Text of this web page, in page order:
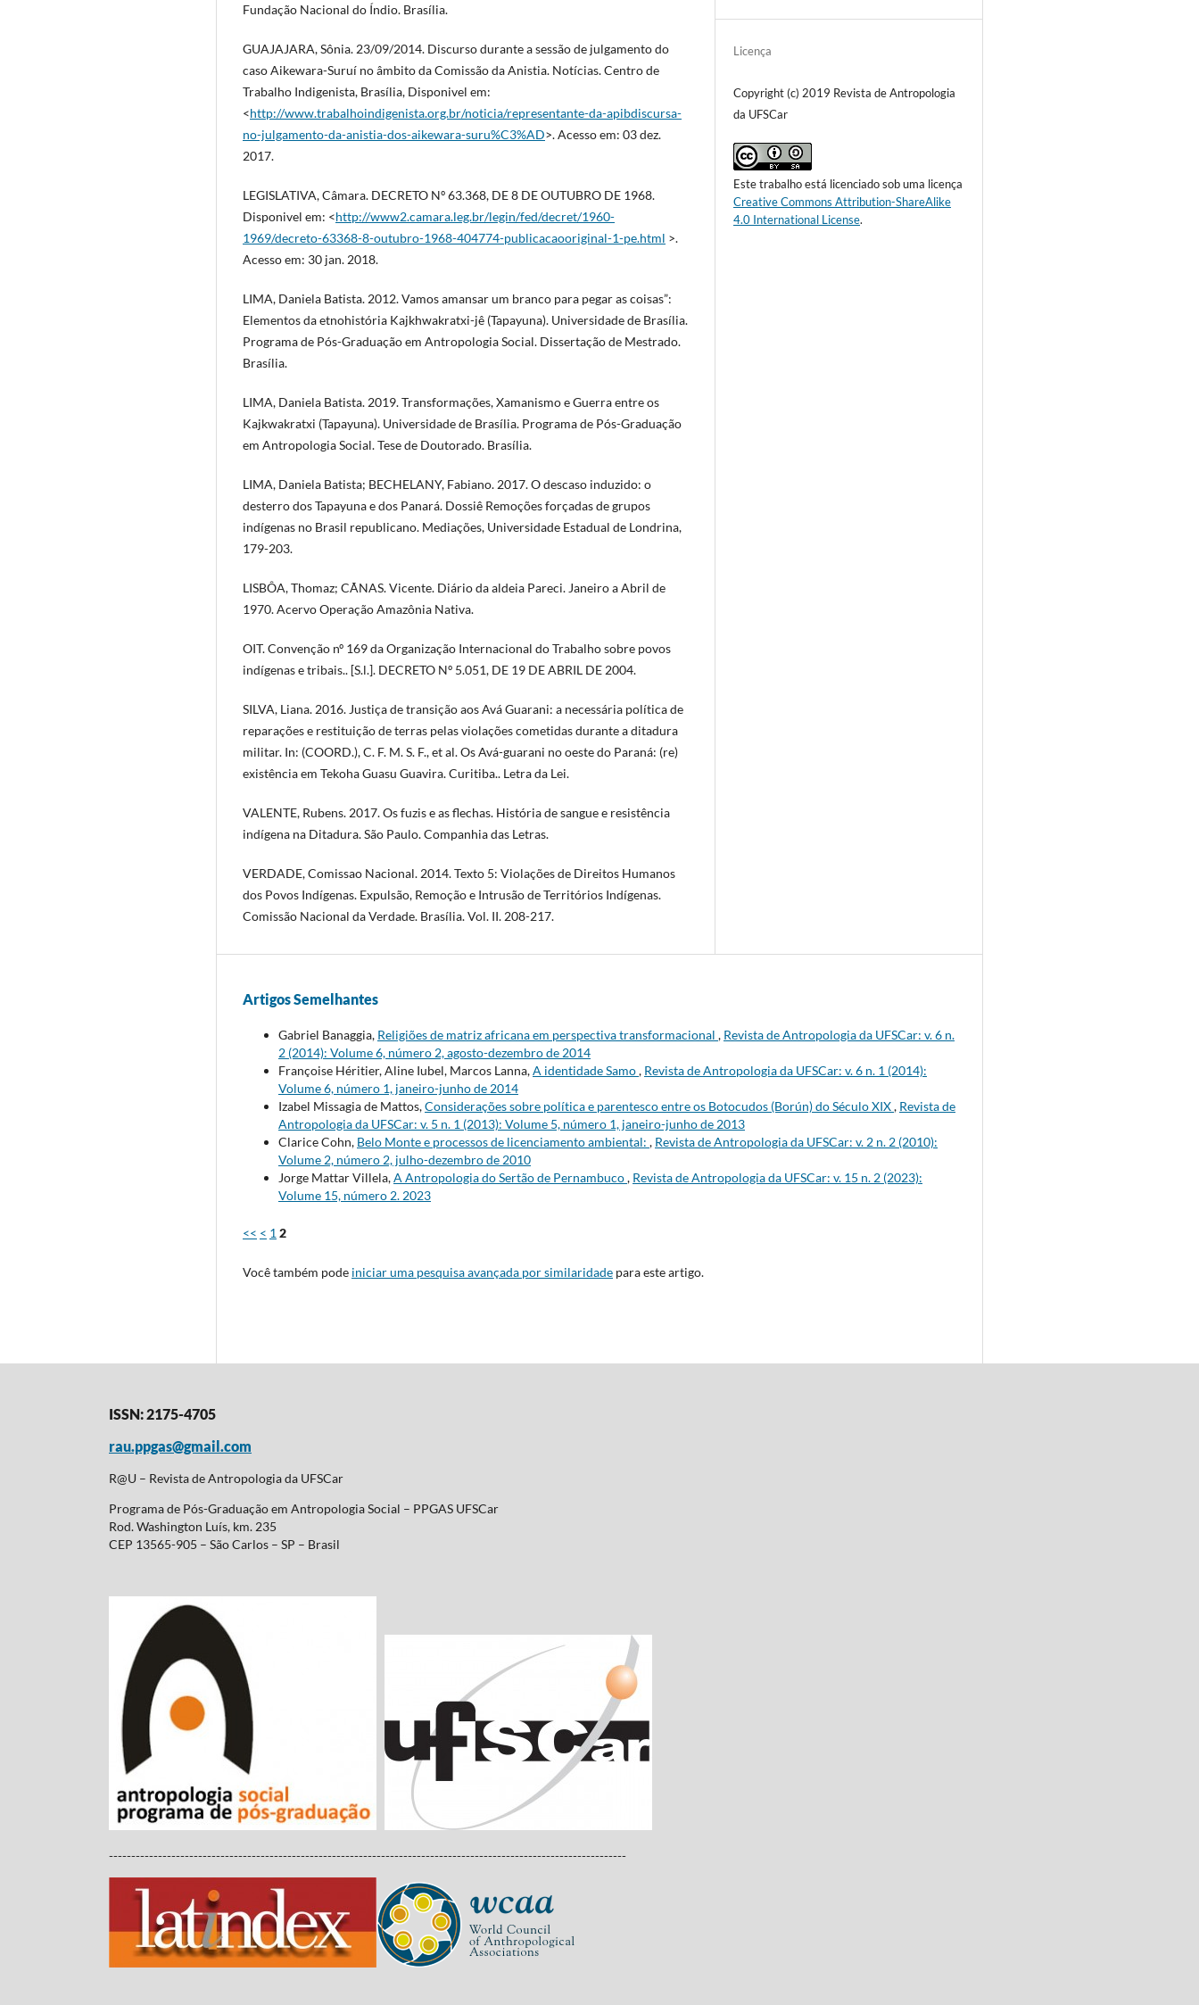
Fundação Nacional do Índio. Brasília.
GUAJAJARA, Sônia. 23/09/2014. Discurso durante a sessão de julgamento do
caso Aikewara-Suruí no âmbito da Comissão da Anistia. Notícias. Centro de
Trabalho Indigenista, Brasília, Disponivel em:
<http://www.trabalhoindigenista.org.br/noticia/representante-da-apibdiscursa-
no-julgamento-da-anistia-dos-aikewara-suru%C3%AD>. Acesso em: 03 dez.
2017.
LEGISLATIVA, Câmara. DECRETO Nº 63.368, DE 8 DE OUTUBRO DE 1968.
Disponivel em: <http://www2.camara.leg.br/legin/fed/decret/1960-
1969/decreto-63368-8-outubro-1968-404774-publicacaooriginal-1-pe.html >.
Acesso em: 30 jan. 2018.
LIMA, Daniela Batista. 2012. Vamos amansar um branco para pegar as coisas”:
Elementos da etnohistória Kajkhwakratxi-jê (Tapayuna). Universidade de Brasília.
Programa de Pós-Graduação em Antropologia Social. Dissertação de Mestrado.
Brasília.
LIMA, Daniela Batista. 2019. Transformações, Xamanismo e Guerra entre os
Kajkwakratxi (Tapayuna). Universidade de Brasília. Programa de Pós-Graduação
em Antropologia Social. Tese de Doutorado. Brasília.
LIMA, Daniela Batista; BECHELANY, Fabiano. 2017. O descaso induzido: o
desterro dos Tapayuna e dos Panará. Dossiê Remoções forçadas de grupos
indígenas no Brasil republicano. Mediações, Universidade Estadual de Londrina,
179-203.
LISBÔA, Thomaz; CÃNAS. Vicente. Diário da aldeia Pareci. Janeiro a Abril de
1970. Acervo Operação Amazônia Nativa.
OIT. Convenção nº 169 da Organização Internacional do Trabalho sobre povos
indígenas e tribais.. [S.l.]. DECRETO Nº 5.051, DE 19 DE ABRIL DE 2004.
SILVA, Liana. 2016. Justiça de transição aos Avá Guarani: a necessária política de
reparações e restituição de terras pelas violações cometidas durante a ditadura
militar. In: (COORD.), C. F. M. S. F., et al. Os Avá-guarani no oeste do Paraná: (re)
existência em Tekoha Guasu Guavira. Curitiba.. Letra da Lei.
VALENTE, Rubens. 2017. Os fuzis e as flechas. História de sangue e resistência
indígena na Ditadura. São Paulo. Companhia das Letras.
VERDADE, Comissao Nacional. 2014. Texto 5: Violações de Direitos Humanos
dos Povos Indígenas. Expulsão, Remoção e Intrusão de Territórios Indígenas.
Comissão Nacional da Verdade. Brasília. Vol. II. 208-217.
Licença
Copyright (c) 2019 Revista de Antropologia
da UFSCar
Este trabalho está licenciado sob uma licença
Creative Commons Attribution-ShareAlike
4.0 International License.
Artigos Semelhantes
Gabriel Banaggia, Religiões de matriz africana em perspectiva transformacional , Revista de Antropologia da UFSCar: v. 6 n.
2 (2014): Volume 6, número 2, agosto-dezembro de 2014
Françoise Héritier, Aline Iubel, Marcos Lanna,A identidade Samo, Revista de Antropologia da UFSCar: v. 6 n. 1 (2014):
Volume 6, número 1, janeiro-junho de 2014
Izabel Missagia de Mattos,Considerações sobre política e parentesco entre os Botocudos (Borún) do Século XIX, Revista de
Antropologia da UFSCar: v. 5 n. 1 (2013): Volume 5, número 1, janeiro-junho de 2013
Clarice Cohn, Belo Monte e processos de licenciamento ambiental: , Revista de Antropologia da UFSCar: v. 2 n. 2 (2010):
Volume 2, número 2, julho-dezembro de 2010
Jorge Mattar Villela,A Antropologia do Sertão de Pernambuco, Revista de Antropologia da UFSCar: v. 15 n. 2 (2023):
Volume 15, número 2. 2023
<< < 1 2
Você também pode iniciar uma pesquisa avançada por similaridade para este artigo.
ISSN: 2175-4705
rau.ppgas@gmail.com
R@U – Revista de Antropologia da UFSCar
Programa de Pós-Graduação em Antropologia Social – PPGAS UFSCar
Rod. Washington Luís, km. 235
CEP 13565-905 – São Carlos – SP – Brasil
--------------------------------------------------------------------------------------------------------------------